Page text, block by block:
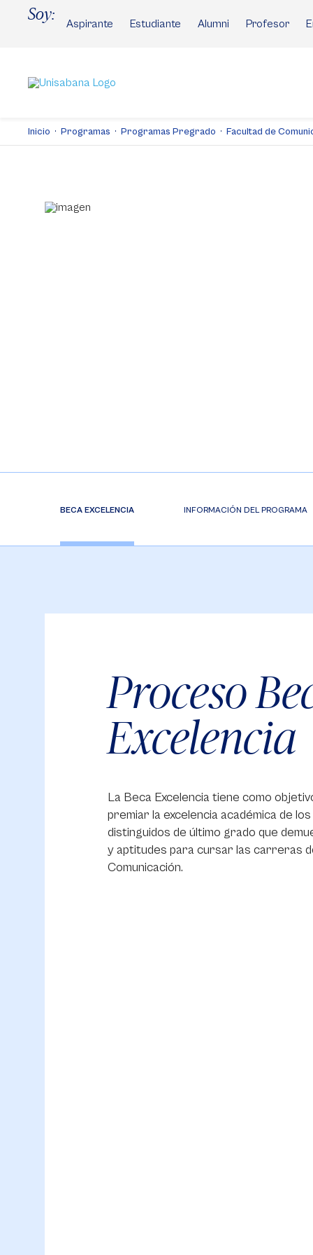
Soy:
Aspirante Estudiante Alumni Profesor
Inicio Programas Programas Pregrado Facultad de
BECA EXCELENCIA INFORMACIÓN DEL PROGRAMA
Proceso
Excelencia
La Beca Excelencia tiene como
premiar la excelencia académica de
distinguidos de último grado que
y aptitudes para cursar las carreras
Comunicación.